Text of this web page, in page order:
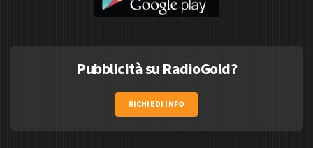
Pubblicità su RadioGold?
RICHIEDI INFO